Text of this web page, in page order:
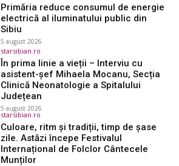
Primăria reduce consumul de energie
electrică al iluminatului public din
Sibiu
5 august 2026
starsibian.ro
În prima linie a vieții – Interviu cu
asistent-șef Mihaela Mocanu, Secția
Clinică Neonatologie a Spitalului
Județean
5 august 2026
starsibian.ro
Culoare, ritm și tradiții, timp de șase
zile. Astăzi începe Festivalul
Internațional de Folclor Cântecele
Munților